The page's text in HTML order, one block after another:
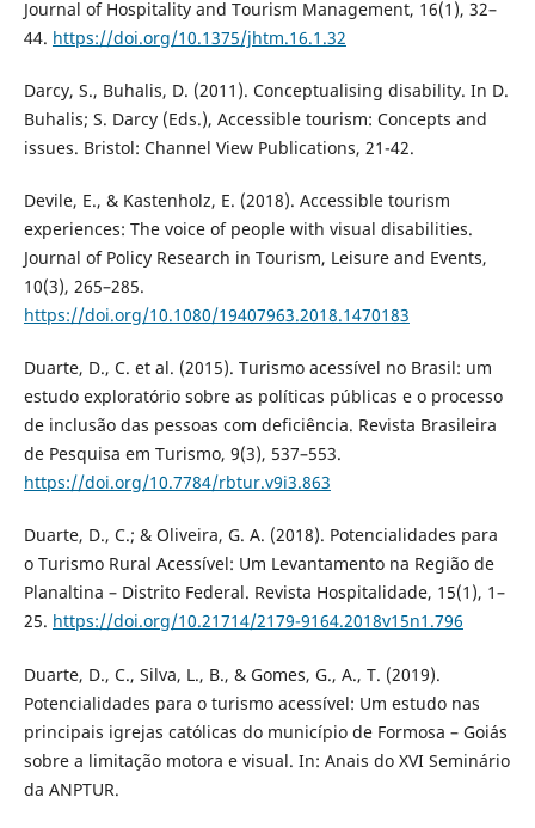
Journal of Hospitality and Tourism Management, 16(1), 32–
44. https://doi.org/10.1375/jhtm.16.1.32
Darcy, S., Buhalis, D. (2011). Conceptualising disability. In D.
Buhalis; S. Darcy (Eds.), Accessible tourism: Concepts and
issues. Bristol: Channel View Publications, 21-42.
Devile, E., & Kastenholz, E. (2018). Accessible tourism
experiences: The voice of people with visual disabilities.
Journal of Policy Research in Tourism, Leisure and Events,
10(3), 265–285.
https://doi.org/10.1080/19407963.2018.1470183
Duarte, D., C. et al. (2015). Turismo acessível no Brasil: um
estudo exploratório sobre as políticas públicas e o processo
de inclusão das pessoas com deficiência. Revista Brasileira
de Pesquisa em Turismo, 9(3), 537–553.
https://doi.org/10.7784/rbtur.v9i3.863
Duarte, D., C.; & Oliveira, G. A. (2018). Potencialidades para
o Turismo Rural Acessível: Um Levantamento na Região de
Planaltina – Distrito Federal. Revista Hospitalidade, 15(1), 1–
25. https://doi.org/10.21714/2179-9164.2018v15n1.796
Duarte, D., C., Silva, L., B., & Gomes, G., A., T. (2019).
Potencialidades para o turismo acessível: Um estudo nas
principais igrejas católicas do município de Formosa – Goiás
sobre a limitação motora e visual. In: Anais do XVI Seminário
da ANPTUR.